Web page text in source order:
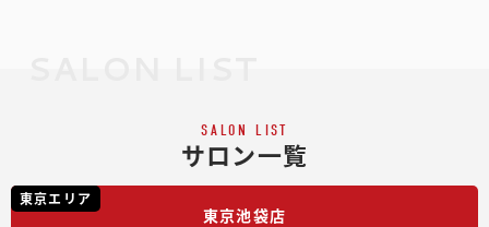
SALON LIST
サロン一覧
東京エリア
東京池袋店